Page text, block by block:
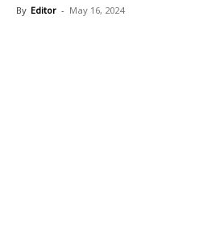
By Editor - May 16, 2024